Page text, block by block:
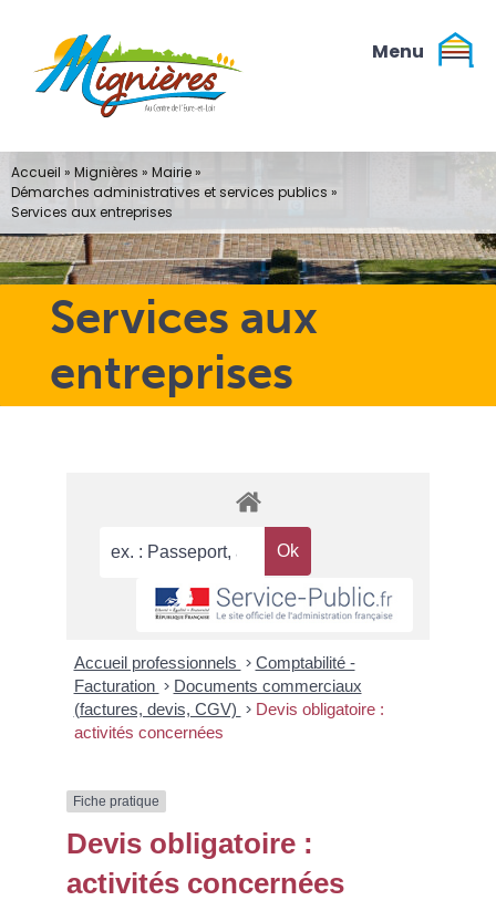
contenu
Services aux
entreprises
Accueil » Mignières » Mairie»
Démarches administratives et services publics »
Services aux entreprises
Accueil professionnels > Comptabilité -
Facturation > Documents commerciaux
(factures, devis, CGV) > Devis obligatoire :
activités concernées
Fiche pratique
Devis obligatoire :
activités concernées